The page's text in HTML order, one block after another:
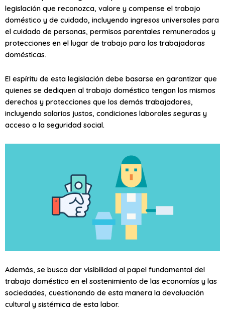
legislación que reconozca, valore y compense el trabajo
doméstico y de cuidado, incluyendo ingresos universales para
el cuidado de personas, permisos parentales remunerados y
protecciones en el lugar de trabajo para las trabajadoras
domésticas.
El espíritu de esta legislación debe basarse en garantizar que
quienes se dediquen al trabajo doméstico tengan los mismos
derechos y protecciones que los demás trabajadores,
incluyendo salarios justos, condiciones laborales seguras y
acceso a la seguridad social.
Además, se busca dar visibilidad al papel fundamental del
trabajo doméstico en el sostenimiento de las economías y las
sociedades, cuestionando de esta manera la devaluación
cultural y sistémica de esta labor.